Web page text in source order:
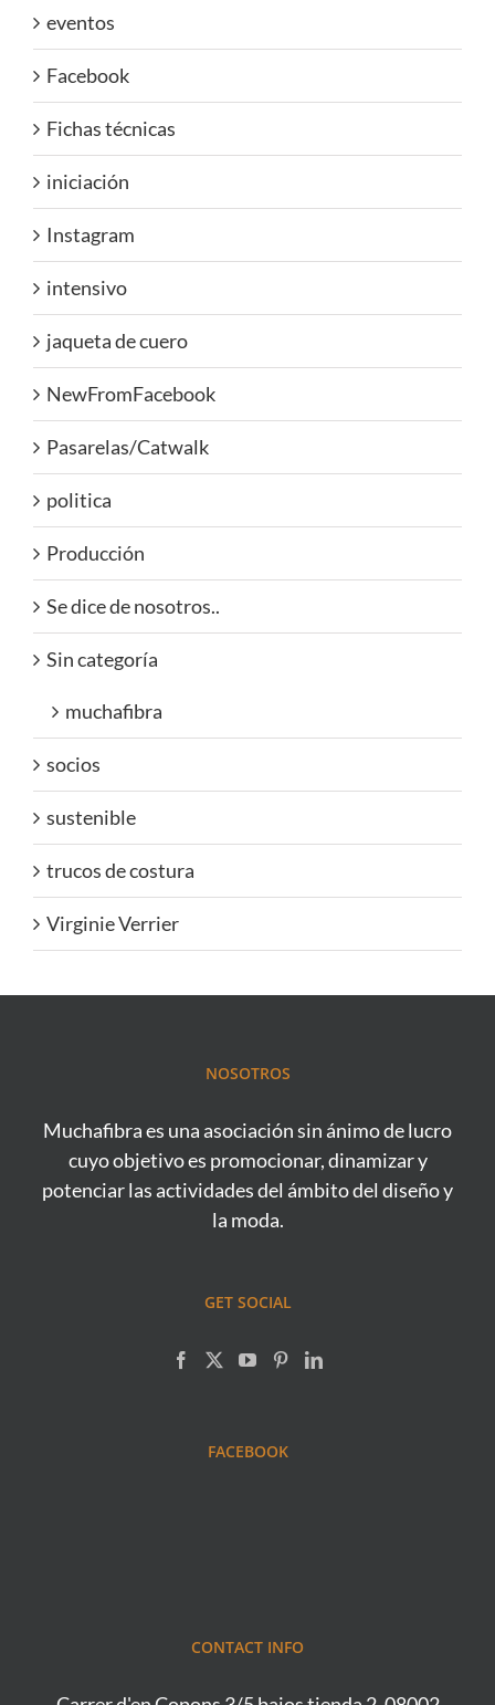
eventos
Facebook
Fichas técnicas
iniciación
Instagram
intensivo
jaqueta de cuero
NewFromFacebook
Pasarelas/Catwalk
politica
Producción
Se dice de nosotros..
Sin categoría
muchafibra
socios
sustenible
trucos de costura
Virginie Verrier
NOSOTROS
Muchafibra es una asociación sin ánimo de lucro
cuyo objetivo es promocionar, dinamizar y
potenciar las actividades del ámbito del diseño y
la moda.
GET SOCIAL
FACEBOOK
CONTACT INFO